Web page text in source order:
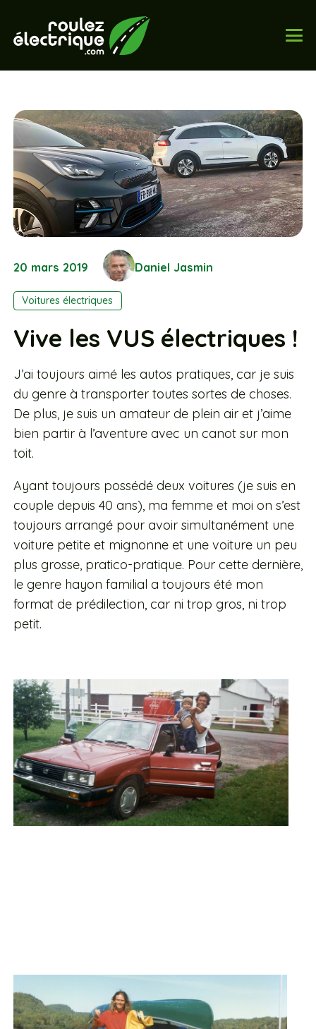
20 mars 2019 Daniel Jasmin
Voitures électriques
Vive les VUS électriques !
J’ai toujours aimé les autos pratiques, car je suis
du genre à transporter toutes sortes de choses.
De plus, je suis un amateur de plein air et j’aime
bien partir à l’aventure avec un canot sur mon
toit.
Ayant toujours possédé deux voitures (je suis en
couple depuis 40 ans), ma femme et moi on s’est
toujours arrangé pour avoir simultanément une
voiture petite et mignonne et une voiture un peu
plus grosse, pratico-pratique. Pour cette dernière,
le genre hayon familial a toujours été mon
format de prédilection, car ni trop gros, ni trop
petit.